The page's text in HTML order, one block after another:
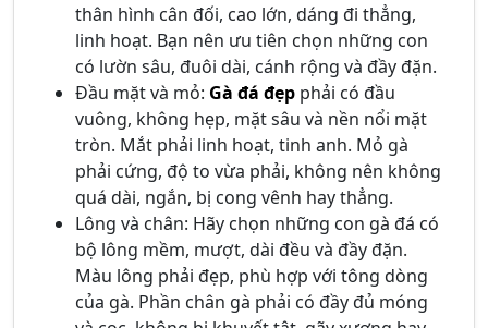
thân hình cân đối, cao lớn, dáng đi thẳng,
linh hoạt. Bạn nên ưu tiên chọn những con
có lườn sâu, đuôi dài, cánh rộng và đầy đặn.
Đầu mặt và mỏ: Gà đá đẹp phải có đầu
vuông, không hẹp, mặt sâu và nền nổi mặt
tròn. Mắt phải linh hoạt, tinh anh. Mỏ gà
phải cứng, độ to vừa phải, không nên không
quá dài, ngắn, bị cong vênh hay thẳng.
Lông và chân: Hãy chọn những con gà đá có
bộ lông mềm, mượt, dài đều và đầy đặn.
Màu lông phải đẹp, phù hợp với tông dòng
của gà. Phần chân gà phải có đầy đủ móng